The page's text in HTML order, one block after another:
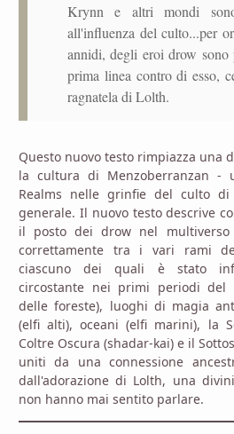
Krynn e altri mondi
all'influenza del culto...per
annidi, degli eroi drow sono
prima linea contro di esso,
ragnatela di Lolth.
Questo nuovo testo rimpiazza una
la cultura di Menzoberranzan -
Realms nelle grinfie del culto
generale. Il nuovo testo descrive
il posto dei drow nel
correttamente tra i vari rami
ciascuno dei quali è stato
circostante nei primi periodi del
delle foreste), luoghi di magia
(elfi alti), oceani (elfi marini), la
Coltre Oscura (shadar-kai) e il
uniti da una connessione
dall'adorazione di Lolth, una
non hanno mai sentito parlare.